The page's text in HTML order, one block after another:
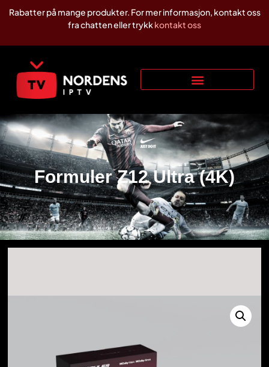
Rabatter på mange produkter. For mer informasjon, kontakt oss
fra chatten eller trykkkontakt oss
Formuler Z12 Ultra (4K)